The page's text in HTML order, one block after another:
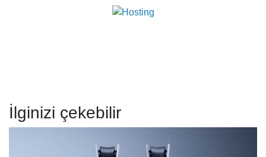
İlginizi çekebilir